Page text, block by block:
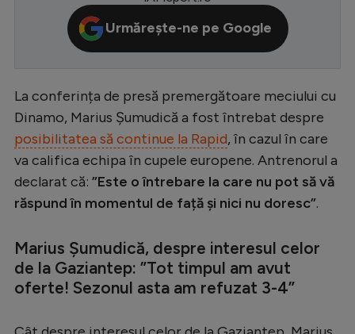
CM 2026
Premier League
Serie A
Bundesliga
Ligue 1
Campionate
EURO 2024
Stranieri
Urmărește-ne pe Google
La conferința de presă premergătoare meciului cu
Dinamo, Marius Șumudică a fost întrebat despre
posibilitatea să continue la Rapid, în cazul în care
va califica echipa în cupele europene. Antrenorul a
declarat că: ”Este o întrebare la care nu pot să vă
răspund în momentul de față și nici nu doresc”.
Marius Șumudică, despre interesul celor
de la Gaziantep: ”Tot timpul am avut
oferte! Sezonul asta am refuzat 3-4”